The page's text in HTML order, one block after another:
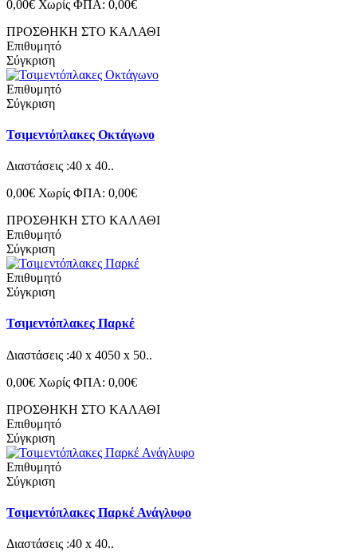
0,00€ Χωρίς ΦΠΑ: 0,00€
ΠΡΟΣΘΗΚΗ ΣΤΟ ΚΑΛΑΘΙ
Επιθυμητό
Σύγκριση
Επιθυμητό
Σύγκριση
Τσιμεντόπλακες Οκτάγωνο
Διαστάσεις :40 x 40..
0,00€ Χωρίς ΦΠΑ: 0,00€
ΠΡΟΣΘΗΚΗ ΣΤΟ ΚΑΛΑΘΙ
Επιθυμητό
Σύγκριση
Επιθυμητό
Σύγκριση
Τσιμεντόπλακες Παρκέ
Διαστάσεις :40 x 4050 x 50..
0,00€ Χωρίς ΦΠΑ: 0,00€
ΠΡΟΣΘΗΚΗ ΣΤΟ ΚΑΛΑΘΙ
Επιθυμητό
Σύγκριση
Επιθυμητό
Σύγκριση
Τσιμεντόπλακες Παρκέ Ανάγλυφο
Διαστάσεις :40 x 40..